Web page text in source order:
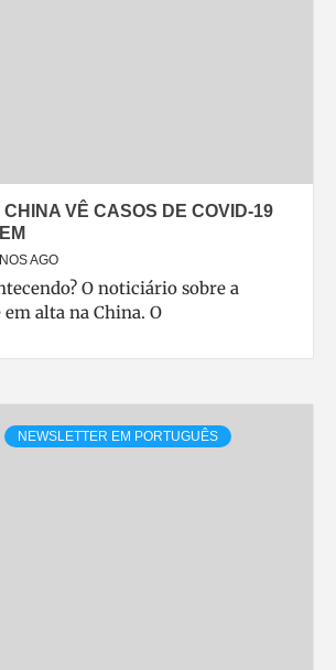
CHINA VÊ CASOS DE COVID-19
AGO
O noticiário sobre a
em alta na China. O
NEWSLETTER EM PORTUGUÊS